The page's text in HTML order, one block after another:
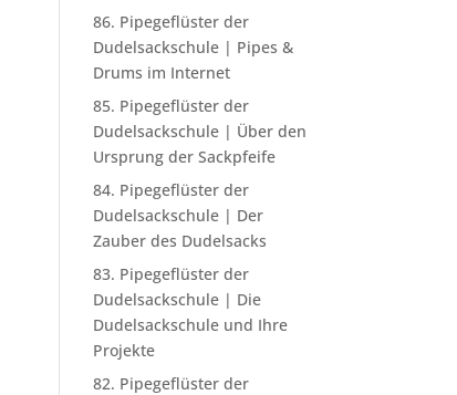
86. Pipegeflüster der
Dudelsackschule | Pipes &
Drums im Internet
85. Pipegeflüster der
Dudelsackschule | Über den
Ursprung der Sackpfeife
84. Pipegeflüster der
Dudelsackschule | Der
Zauber des Dudelsacks
83. Pipegeflüster der
Dudelsackschule | Die
Dudelsackschule und Ihre
Projekte
82. Pipegeflüster der